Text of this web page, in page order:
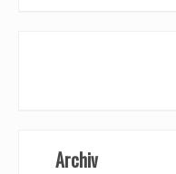
Archiv